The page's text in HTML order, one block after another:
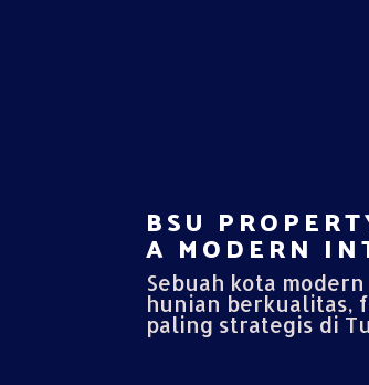
BSU
A MODERN
Sebuah kota
hunian berkualitas,
paling strategis di